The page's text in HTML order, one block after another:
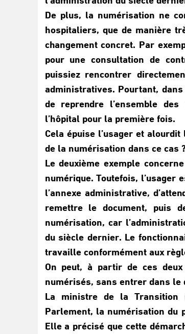
De plus, la numérisation ne
hospitaliers, que de manière
changement concret. Par
pour une consultation de
puissiez rencontrer
administratives. Pourtant,
de reprendre l’ensemble
l’hôpital pour la première fois.
Cela épuise l’usager et
de la numérisation dans ce cas
Le deuxième exemple
numérique. Toutefois, l’usager
l’annexe administrative,
remettre le document, puis
numérisation, car
du siècle dernier. Le
travaille conformément aux
On peut, à partir de ces
numérisés, sans entrer dans le
La ministre de la Transition
Parlement, la numérisation du
Elle a précisé que cette